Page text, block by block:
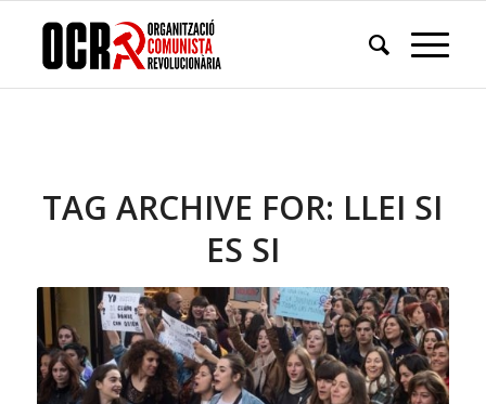
TAG ARCHIVE FOR: LLEI SI
ES SI